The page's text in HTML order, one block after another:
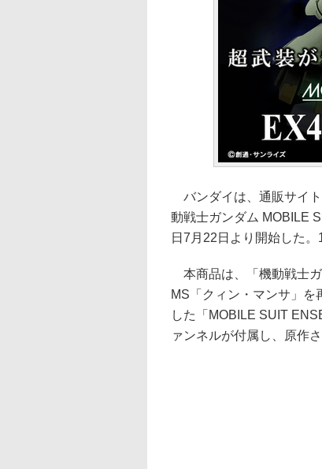
バンダイは、通販サイ
動戦士ガンダム MOBILE
日7月22日より開始した
本商品は、「機動戦士
MS「クィン・マンサ」を
した「MOBILE SUIT
ァンネルが付属し、原作